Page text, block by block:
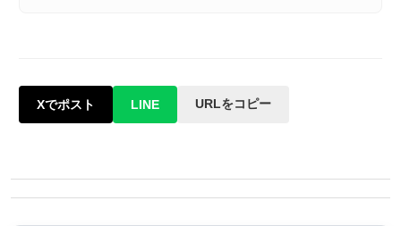
Xでポスト LINE URLをコピー